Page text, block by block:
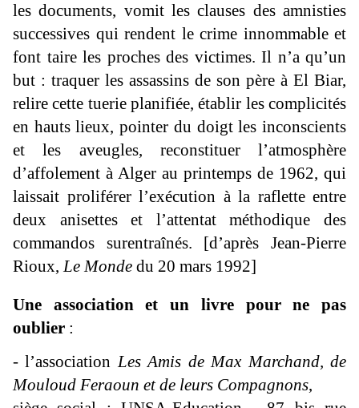
les documents, vomit les clauses des amnisties
successives qui rendent le crime innommable et
font taire les proches des victimes. Il n’a qu’un
but : traquer les assassins de son père à El Biar,
relire cette tuerie planifiée, établir les complicités
en hauts lieux, pointer du doigt les inconscients
et les aveugles, reconstituer l’atmosphère
d’affolement à Alger au printemps de 1962, qui
laissait proliférer l’exécution à la raflette entre
deux anisettes et l’attentat méthodique des
commandos surentraînés. [d’après Jean-Pierre
Rioux,Le Monde du 20 mars 1992]
Une association et un livre pour ne pas
oublier :
- l’associationLes Amis de Max Marchand, de
Mouloud Feraoun et de leurs Compagnons,